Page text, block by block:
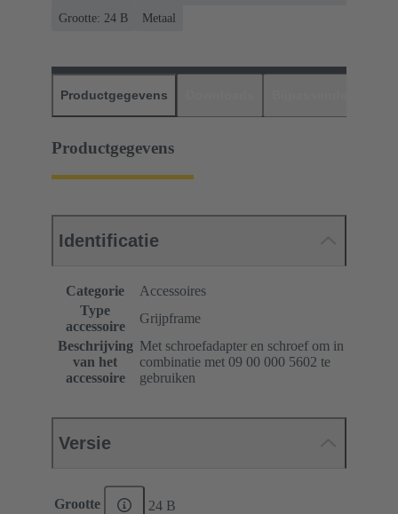
Grootte: 24 B
Metaal
Productgegevens
Productgegevens
Identificatie
Categorie
Accessoires
Type
accessoire
Grijpframe
Beschrijving
van het
accessoire
Met schroefadapter en schroef om in
combinatie met 09 00 000 5602 te
gebruiken
Versie
Grootte 24 B